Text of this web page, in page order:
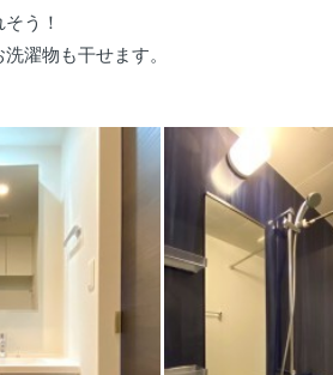
う！
濯物も干せます。